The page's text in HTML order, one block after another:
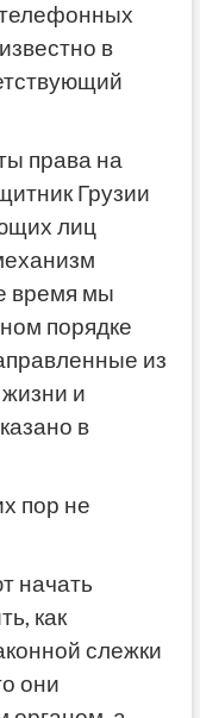
в
права на
Грузии
лиц
время мы
порядке
из
и
в
пор не
начать
как
слежки
они